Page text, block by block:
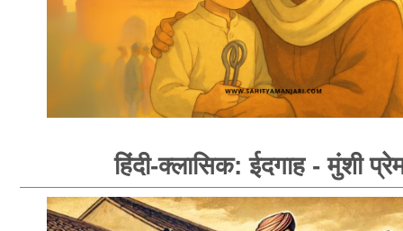
हिंदी-क्लासिक: ईदगाह - मुंशी